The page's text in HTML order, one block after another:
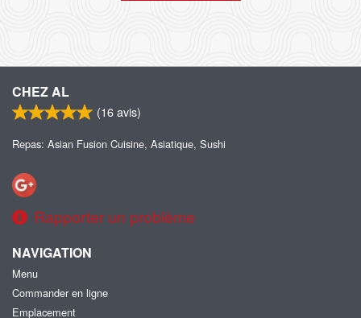
CHEZ AL
(16avis)
Repas: Asian Fusion Cuisine, Asiatique, Sushi
Rapporter un problème
NAVIGATION
Menu
Commander en ligne
Emplacement